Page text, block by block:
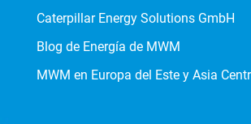
Caterpillar Energy Solutions GmbH
Blog de Energía de MWM
MWM en Europa del Este y Asia